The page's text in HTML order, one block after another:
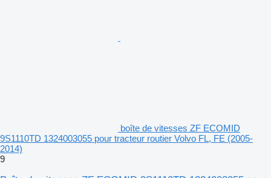
boîte de vitesses ZF ECOMID
9S1110TD 1324003055 pour tracteur routier Volvo FL, FE (2005-
2014)
9